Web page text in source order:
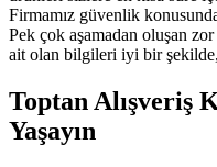
Firmamız güvenlik
Pek çok aşamadan oluşan
ait olan bilgileri iyi bir
Toptan Alışveriş
Yaşayın